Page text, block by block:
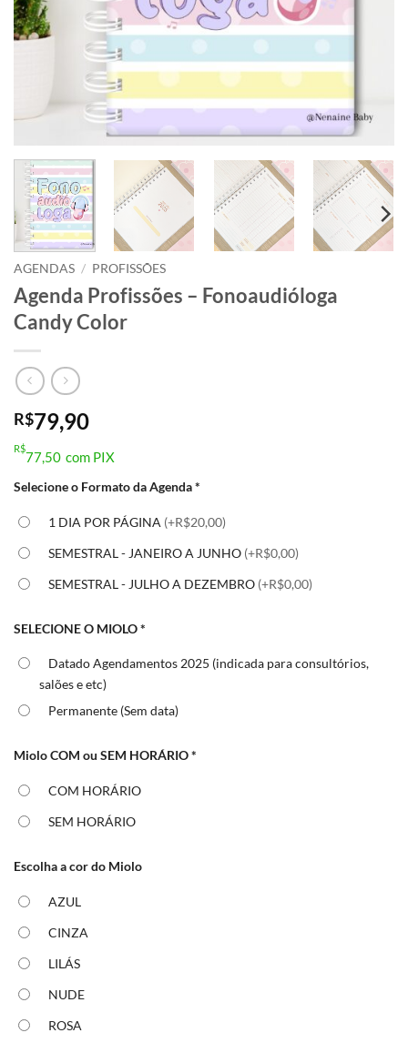
AGENDAS / PROFISSÕES
Agenda Profissões – Fonoaudióloga
Candy Color
R$79,90
R$
77,50 com PIX
Selecione o Formato da Agenda*
1 DIA POR PÁGINA (+R$20,00)
SEMESTRAL - JANEIRO A JUNHO (+R$0,00)
SEMESTRAL - JULHO A DEZEMBRO (+R$0,00)
SELECIONE O MIOLO*
Datado Agendamentos 2025 (indicada para consultórios,
salões e etc)
Permanente (Sem data)
Miolo COM ou SEM HORÁRIO*
COM HORÁRIO
SEM HORÁRIO
Escolha a cor do Miolo
AZUL
CINZA
LILÁS
NUDE
ROSA